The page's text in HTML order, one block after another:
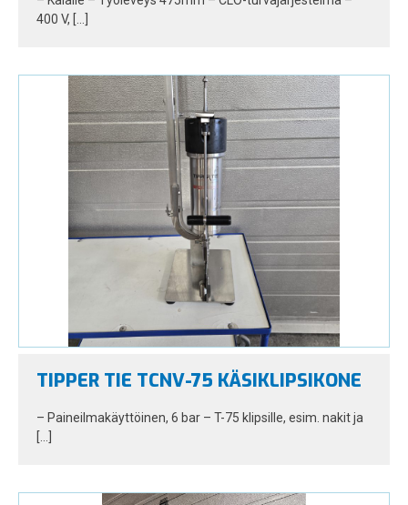
400 V, […]
TIPPER TIE TCNV-75 KÄSIKLIPSIKONE
– Paineilmakäyttöinen, 6 bar – T-75 klipsille, esim. nakit ja
[…]